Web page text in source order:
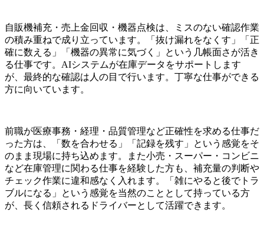
自販機補充・売上金回収・機器点検は、ミスのない確認作業
の積み重ねで成り立っています。「抜け漏れをなくす」「正
確に数える」「機器の異常に気づく」という几帳面さが活き
る仕事です。AIシステムが在庫データをサポートします
が、最終的な確認は人の目で行います。丁寧な仕事ができる
方に向いています。
前職が医療事務・経理・品質管理など正確性を求める仕事だ
った方は、「数を合わせる」「記録を残す」という感覚をそ
のまま現場に持ち込めます。また小売・スーパー・コンビニ
など在庫管理に関わる仕事を経験した方も、補充量の判断や
チェック作業に違和感なく入れます。「雑にやると後でトラ
ブルになる」という感覚を当然のこととして持っている方
が、長く信頼されるドライバーとして活躍できます。